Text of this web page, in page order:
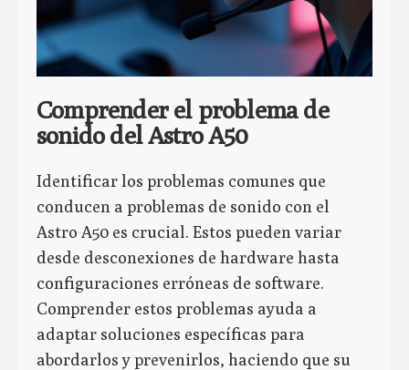
Comprender el problema de
sonido del Astro A50
Identificar los problemas comunes que
conducen a problemas de sonido con el
Astro A50 es crucial. Estos pueden variar
desde desconexiones de hardware hasta
configuraciones erróneas de software.
Comprender estos problemas ayuda a
adaptar soluciones específicas para
abordarlos y prevenirlos, haciendo que su